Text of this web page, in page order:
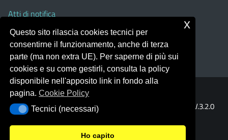
Atti di notifica
Albo on line
Amministrazione Trasparente
Obiettivi di Accessibilità
Portale realizzato con la piattaforma
Template Italia configurato sul tema accessibile
V.3.2.0
(Mizar)
Questo sito rilascia cookies tecnici per
consentirne il funzionamento, anche di terza
parte (ma non extra UE). Per saperne di più sui
cookies e su come gestirli, consulta la policy
disponibile nell'apposito link in fondo alla
pagina.Cookie Policy
Tecnici (necessari)
Tecnici (necessari)
Ho capito
x